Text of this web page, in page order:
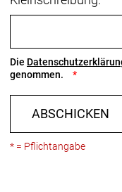
Die
genommen.
ABSCHICKEN
* = Pflichtangabe